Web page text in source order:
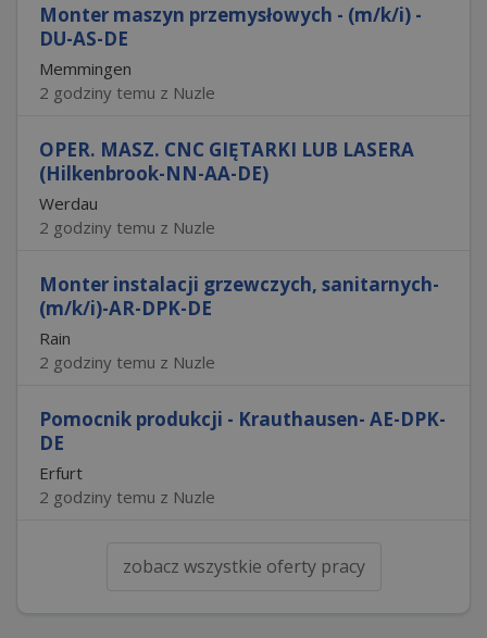
Monter maszyn przemysłowych - (m/k/i) -
DU-AS-DE
Memmingen
2 godziny temu z Nuzle
OPER. MASZ. CNC GIĘTARKI LUB LASERA
(Hilkenbrook-NN-AA-DE)
Werdau
2 godziny temu z Nuzle
Monter instalacji grzewczych, sanitarnych-
(m/k/i)-AR-DPK-DE
Rain
2 godziny temu z Nuzle
Pomocnik produkcji - Krauthausen- AE-DPK-
DE
Erfurt
2 godziny temu z Nuzle
zobacz wszystkie oferty pracy